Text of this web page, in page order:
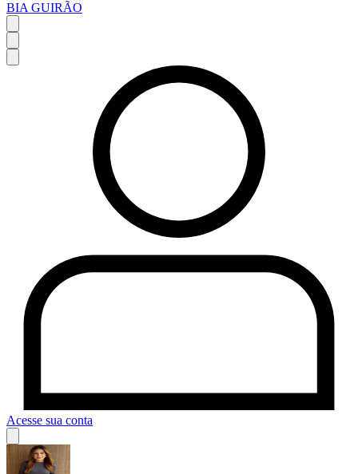
BIA GUIRÃO
Acesse sua conta